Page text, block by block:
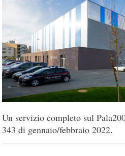
Un servizio completo sul
343 di gennaio/febbraio 2022.